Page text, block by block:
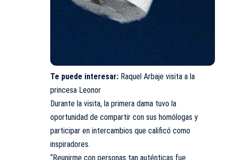
Te puede interesar: Raquel Arbaje visita a la
princesa Leonor
Durante la visita, la primera dama tuvo la
oportunidad de compartir con sus homólogas y
participar en intercambios que calificó como
inspiradores.
“Reunirme con personas tan auténticas fue